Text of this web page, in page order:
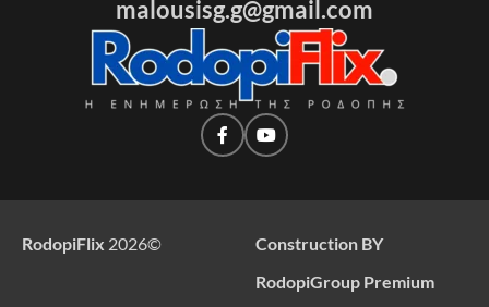
malousisg.g@gmail.com
RodopiFlix 2026©
Construction BY
RodopiGroup Premium